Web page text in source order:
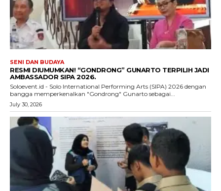
SENI DAN BUDAYA
RESMI DIUMUMKAN! “GONDRONG” GUNARTO TERPILIH JADI
AMBASSADOR SIPA 2026.
Soloevent.id - Solo International Performing Arts (SIPA) 2026 dengan
bangga memperkenalkan "Gondrong" Gunarto sebagai...
July 30, 2026